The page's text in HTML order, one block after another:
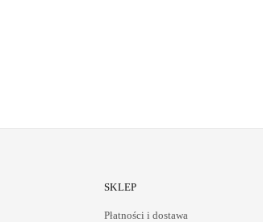
SKLEP
Płatności i dostawa